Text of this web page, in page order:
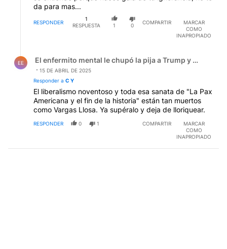
da para mas...
RESPONDER
1
RESPUESTA
1 0
COMPARTIR
MARCAR
COMO
INAPROPIADO
EE El enfermito mental le chupó la pija a Trump y el
15 DE ABRIL DE 2025
Responder a C Y
El liberalismo noventoso y toda esa sanata de "La Pax
Americana y el fin de la historia" están tan muertos
como Vargas Llosa. Ya supéralo y deja de lloriquear.
RESPONDER 0 1 COMPARTIR
MARCAR
COMO
INAPROPIADO